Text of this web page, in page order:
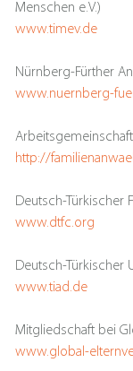
Menschen e.V.)
www.timev.de
Nürnberg-Fürther
www.nuernberg-
http://
Deutsch-Türkischer
www.dtfc.org
Deutsch-Türkischer
www.tiad.de
Mitgliedschaft bei
www.global-